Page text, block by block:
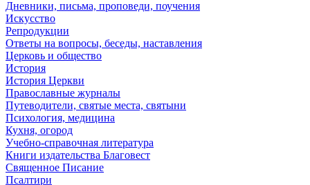
Дневники, письма, проповеди, поучения
Искусство
Репродукции
Ответы на вопросы, беседы, наставления
Церковь и общество
История
История Церкви
Православные журналы
Путеводители, святые места, святыни
Психология, медицина
Кухня, огород
Учебно-справочная литература
Книги издательства Благовест
Священное Писание
Псалтири